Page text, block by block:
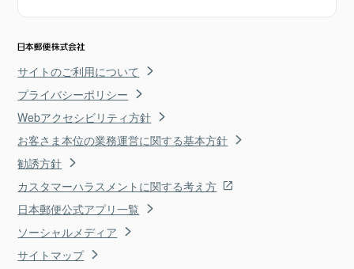
サイトのご利用について
プライバシーポリシー
Webアクセシビリティ方針
お客さま本位の業務運営に関する基本方針
勧誘方針
カスタマーハラスメントに関する考え方
日本郵便公式アプリ一覧
ソーシャルメディア
サイトマップ